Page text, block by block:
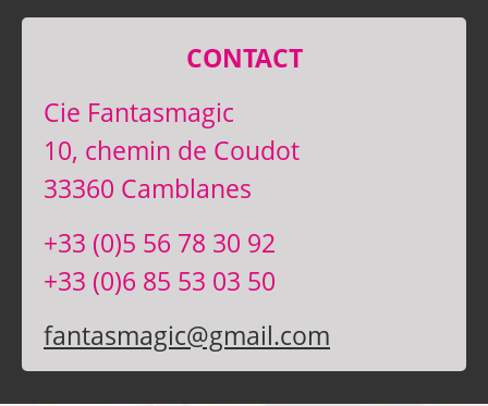
CONTACT
Cie Fantasmagic
10, chemin de Coudot
33360 Camblanes
+33 (0)5 56 78 30 92
+33 (0)6 85 53 03 50
fantasmagic@gmail.com